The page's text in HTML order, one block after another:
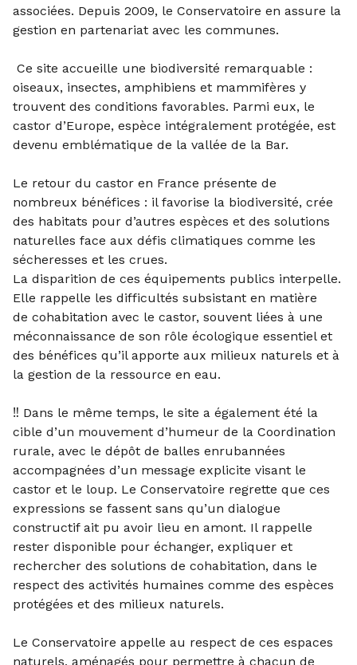
associées. Depuis 2009, le Conservatoire en assure la
gestion en partenariat avec les communes.
Ce site accueille une biodiversité remarquable :
oiseaux, insectes, amphibiens et mammifères y
trouvent des conditions favorables. Parmi eux, le
castor d’Europe, espèce intégralement protégée, est
devenu emblématique de la vallée de la Bar.
Le retour du castor en France présente de
nombreux bénéfices : il favorise la biodiversité, crée
des habitats pour d’autres espèces et des solutions
naturelles face aux défis climatiques comme les
sécheresses et les crues.
La disparition de ces équipements publics interpelle.
Elle rappelle les difficultés subsistant en matière
de cohabitation avec le castor, souvent liées à une
méconnaissance de son rôle écologique essentiel et
des bénéfices qu’il apporte aux milieux naturels et à
la gestion de la ressource en eau.
‼️ Dans le même temps, le site a également été la
cible d’un mouvement d’humeur de la Coordination
rurale, avec le dépôt de balles enrubannées
accompagnées d’un message explicite visant le
castor et le loup. Le Conservatoire regrette que ces
expressions se fassent sans qu’un dialogue
constructif ait pu avoir lieu en amont. Il rappelle
rester disponible pour échanger, expliquer et
rechercher des solutions de cohabitation, dans le
respect des activités humaines comme des espèces
protégées et des milieux naturels.
Le Conservatoire appelle au respect de ces espaces
naturels, aménagés pour permettre à chacun de